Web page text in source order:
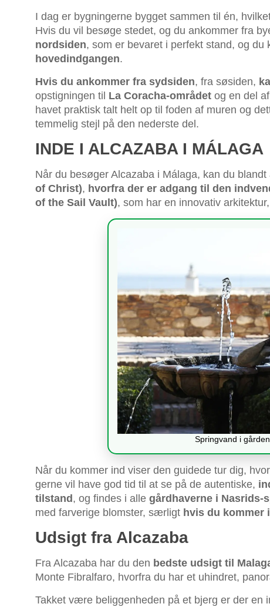
I dag er bygningerne bygget sammen til én,
Hvis du vil besøge stedet, og du ankommer fra
nordsiden, som er bevaret i perfekt stand, og
hovedindgangen.
Hvis du ankommer fra sydsiden, fra søsiden,
opstigningen til La Coracha-området og en del
havet praktisk talt helt op til foden af muren og
temmelig stejl på den nederste del.
INDE I ALCAZABA I MÁLAGA
Når du besøger Alcazaba i Málaga, kan du blandt
of Christ), hvorfra der er adgang til den
of the Sail Vault), som har en innovativ
Springvand i
Når du kommer ind viser den guidede tur dig,
gerne vil have god tid til at se på de autentiske,
tilstand , og findes i alle gårdhaverne i Nasrids-
med farverige blomster, særligt hvis du kommer
Udsigt fra Alcazaba
Fra Alcazaba har du den bedste udsigt til
Monte Fibralfaro, hvorfra du har et uhindret,
Takket være beliggenheden på et bjerg er der en